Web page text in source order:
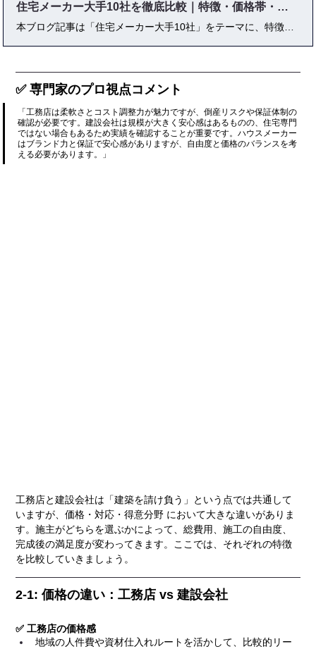
住宅メーカー大手10社を徹底比較｜特徴・価格帯・評判まとめ
✅ 専門家のプロ視点コメント
「工務店は柔軟さとコスト調整力が魅力ですが、倒産リスクや保証体制の
確認が必要です。建設会社は規模が大きく安心感はあるものの、住宅専門
ではない場合もあるため実績を確認することが重要です。ハウスメーカー
はブランド力と保証で安心感がありますが、自由度と価格のバランスを考
える必要があります。」
工務店と建設会社は「建築を請け負う」という点では共通して
いますが、価格・対応・得意分野 において大きな違いがありま
す。施主がどちらを選ぶかによって、総費用、施工の自由度、
完成後の満足度が変わってきます。ここでは、それぞれの特徴
を比較していきましょう。
2-1: 価格の違い：工務店 vs 建設会社
✅ 工務店の価格感
地域の人件費や資材仕入れルートを活かして、比較的リー